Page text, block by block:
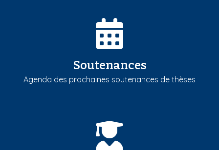
Soutenances
Agenda des prochaines soutenances de thèses